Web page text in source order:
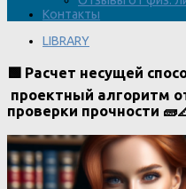
Контакты
LIBRARY
🟩 Расчет несущей
проектный алгоритм
проверки прочности